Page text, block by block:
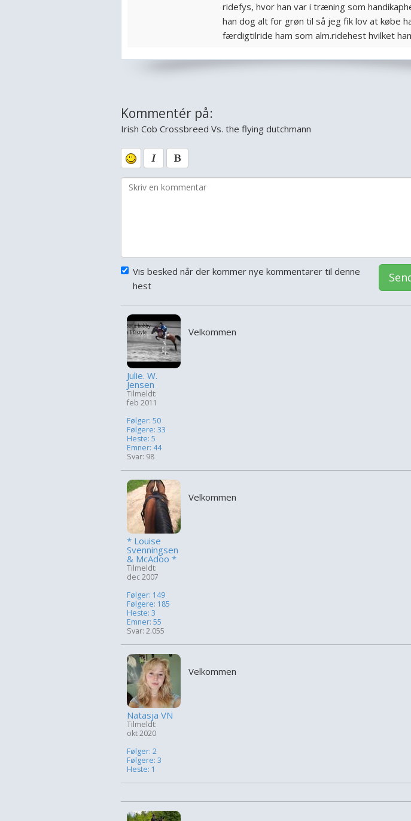
ridefys, hvor han var i træning som
han dog alt for grøn til så jeg fik lov at købe
færdigtilride ham som alm.ridehest hvilket
Kommentér på:
Irish Cob Crossbreed Vs. the flying dutchmann
Vis besked når der kommer nye kommentarer til denne
hest
Julie. W.
Jensen
Tilmeldt:
feb 2011
Følger: 50
Følgere: 33
Heste: 5
Emner: 44
Svar: 98
Velkommen
* Louise
Svenningsen
& McAdoo *
Tilmeldt:
dec 2007
Følger: 149
Følgere: 185
Heste: 3
Emner: 55
Svar: 2.055
Velkommen
Natasja VN
Tilmeldt:
okt 2020
Følger: 2
Følgere: 3
Heste: 1
Velkommen